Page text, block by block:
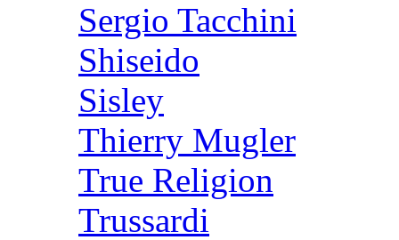
Sergio Tacchini
Shiseido
Sisley
Thierry Mugler
True Religion
Trussardi